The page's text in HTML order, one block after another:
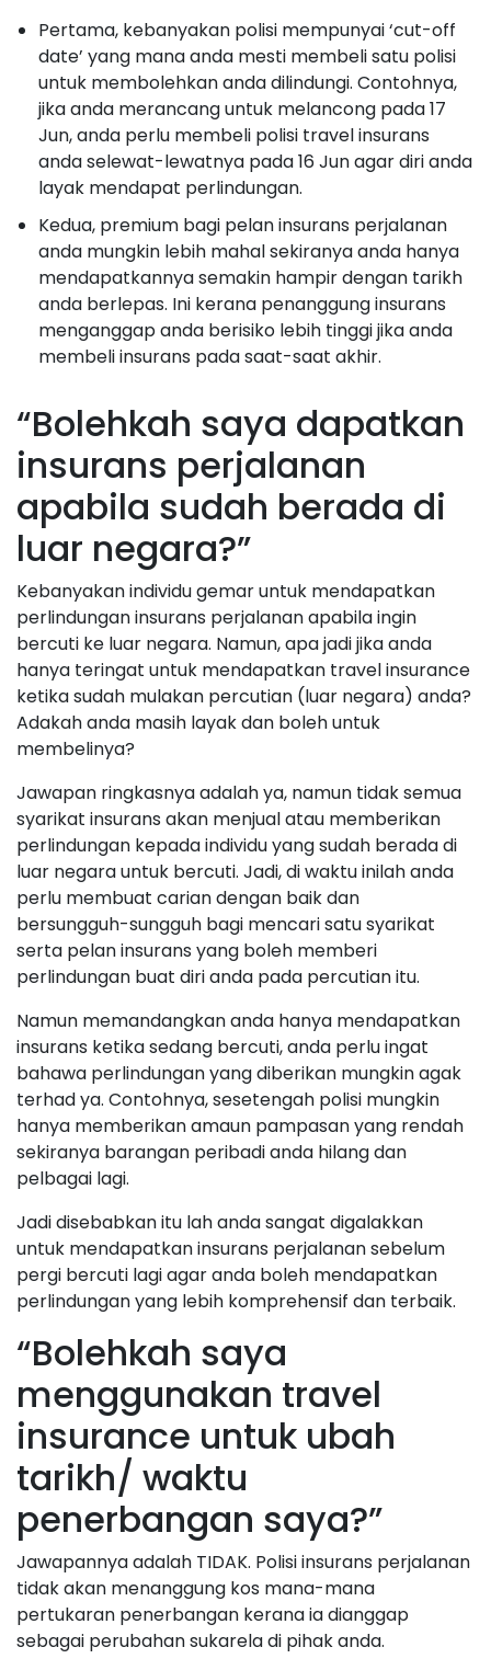
Pertama, kebanyakan polisi mempunyai ‘cut-off
date’ yang mana anda mesti membeli satu polisi
untuk membolehkan anda dilindungi. Contohnya,
jika anda merancang untuk melancong pada 17
Jun, anda perlu membeli polisi travel insurans
anda selewat-lewatnya pada 16 Jun agar diri anda
layak mendapat perlindungan.
Kedua, premium bagi pelan insurans perjalanan
anda mungkin lebih mahal sekiranya anda hanya
mendapatkannya semakin hampir dengan tarikh
anda berlepas. Ini kerana penanggung insurans
menganggap anda berisiko lebih tinggi jika anda
membeli insurans pada saat-saat akhir.
“Bolehkah saya dapatkan
insurans perjalanan
apabila sudah berada di
luar negara?”
Kebanyakan individu gemar untuk mendapatkan
perlindungan insurans perjalanan apabila ingin
bercuti ke luar negara. Namun, apa jadi jika anda
hanya teringat untuk mendapatkan travel insurance
ketika sudah mulakan percutian (luar negara) anda?
Adakah anda masih layak dan boleh untuk
membelinya?
Jawapan ringkasnya adalah ya, namun tidak semua
syarikat insurans akan menjual atau memberikan
perlindungan kepada individu yang sudah berada di
luar negara untuk bercuti. Jadi, di waktu inilah anda
perlu membuat carian dengan baik dan
bersungguh-sungguh bagi mencari satu syarikat
serta pelan insurans yang boleh memberi
perlindungan buat diri anda pada percutian itu.
Namun memandangkan anda hanya mendapatkan
insurans ketika sedang bercuti, anda perlu ingat
bahawa perlindungan yang diberikan mungkin agak
terhad ya. Contohnya, sesetengah polisi mungkin
hanya memberikan amaun pampasan yang rendah
sekiranya barangan peribadi anda hilang dan
pelbagai lagi.
Jadi disebabkan itu lah anda sangat digalakkan
untuk mendapatkan insurans perjalanan sebelum
pergi bercuti lagi agar anda boleh mendapatkan
perlindungan yang lebih komprehensif dan terbaik.
“Bolehkah saya
menggunakan travel
insurance untuk ubah
tarikh/ waktu
penerbangan saya?”
Jawapannya adalah TIDAK. Polisi insurans perjalanan
tidak akan menanggung kos mana-mana
pertukaran penerbangan kerana ia dianggap
sebagai perubahan sukarela di pihak anda.